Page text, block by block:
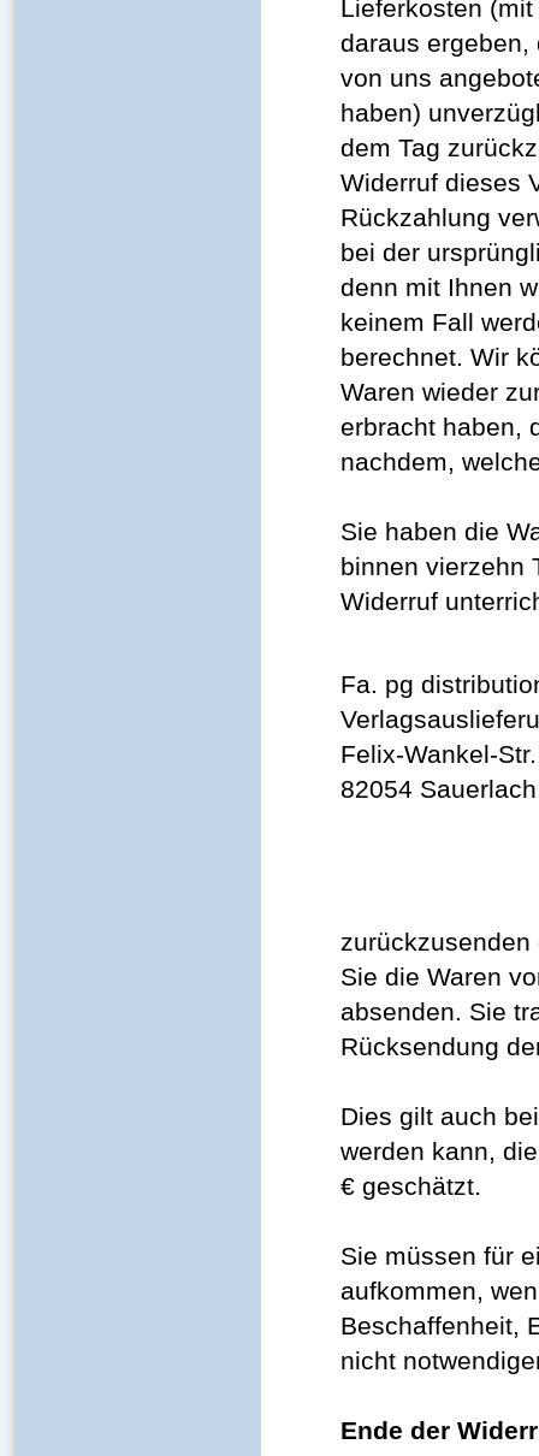
Lieferkosten
daraus ergeben,
von uns
haben)
dem Tag
Widerruf dieses
Rückzahlung
bei der
denn mit Ihnen
keinem Fall
berechnet. Wir
Waren wieder
erbracht haben,
nachdem,
Sie haben die
binnen vierzehn
Widerruf
Fa. pg
Felix-Wankel-
82054 Sauerlach
Sie die Waren
absenden. Sie
Rücksendung
Dies gilt auch
werden kann,
€ geschätzt.
Sie müssen für
aufkommen,
Beschaffenheit,
nicht
Ende der